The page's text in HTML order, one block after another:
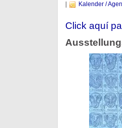
Kalender /
Click aquí